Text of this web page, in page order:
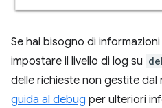
Se hai bisogno di
impostare il livello di log su
delle richieste non gestite
guida al debug per ulteriori